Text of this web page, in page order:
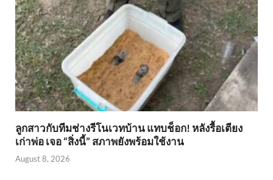
ลูกสาวกับทีมช่างรีโนเวทบ้าน แทบช็อก! หลังรื้อเตียง
เก่าพ่อ เจอ “สิ่งนี้” สภาพยังพร้อมใช้งาน
August 8, 2026